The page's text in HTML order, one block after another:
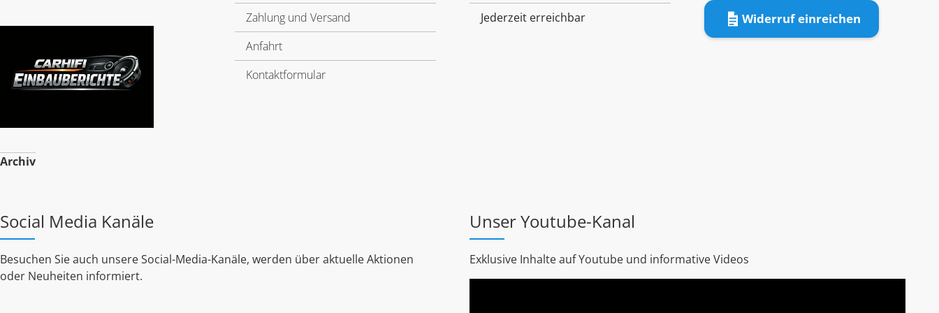
Archiv
Zahlung und Versand
Anfahrt
Kontaktformular
Jederzeit erreichbar Widerruf einreichen
Social Media Kanäle
Besuchen Sie auch unsere Social-Media-Kanäle, werden über aktuelle Aktionen
oder Neuheiten informiert.
Unser Youtube-Kanal
Exklusive Inhalte auf Youtube und informative Videos